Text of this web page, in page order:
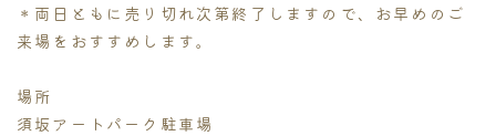
＊両日ともに売り切れ次第終了しますので、お早めのご
来場をおすすめします。
場所
須坂アートパーク駐車場